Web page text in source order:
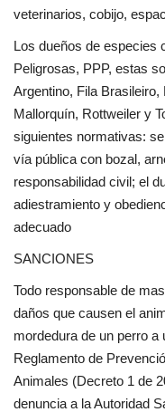
veterinarios, cobijo,
Los dueños de especies
Peligrosas, PPP, estas
Argentino, Fila
Mallorquín, Rottweiler y
siguientes normativas:
vía pública con bozal,
responsabilidad civil; el
adiestramiento y
adecuado
SANCIONES
Todo responsable de
daños que causen el
mordedura de un perro
Reglamento de
Animales (Decreto 1 de
denuncia a la Autoridad